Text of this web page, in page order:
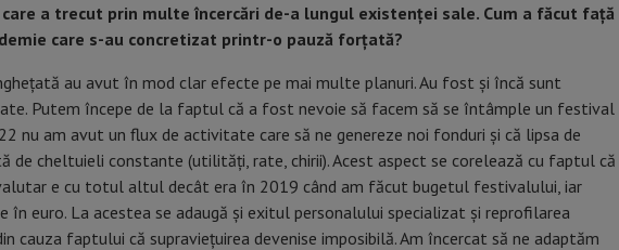
a trecut prin multe încercări de-a lungul existenței sale. Cum a făcut față
care s-au concretizat printr-o pauză forțată?
au avut în mod clar efecte pe mai multe planuri. Au fost și încă sunt
Putem începe de la faptul că a fost nevoie să facem să se întâmple un festival
nu am avut un flux de activitate care să ne genereze noi fonduri și că lipsa de
cheltuieli constante (utilități, rate, chirii). Acest aspect se corelează cu faptul că
e cu totul altul decât era în 2019 când am făcut bugetul festivalului, iar
euro. La acestea se adaugă și exitul personalului specializat și reprofilarea
cauza faptului că supraviețuirea devenise imposibilă. Am încercat să ne adaptăm